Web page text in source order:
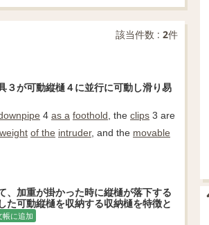
該当件数 : 2件
３が可動縦樋４に並行に可動し滑り易
4 as a foothold , the clips 3 are
weight of the intruder, and the movable
、加重が掛かった時に縦樋が落下する
可動縦樋を収納する収納樋を特徴と
帳に追加